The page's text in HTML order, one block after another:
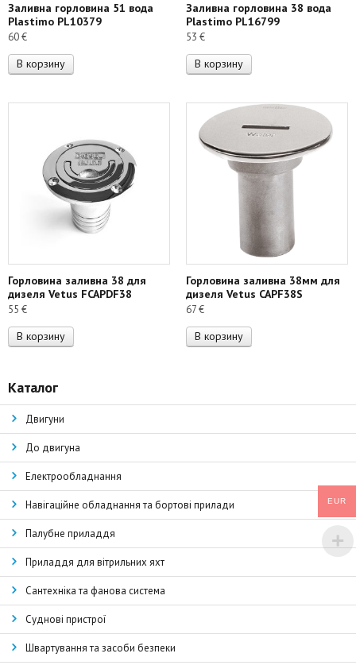
Заливна горловина 51 вода
Plastimo PL10379
60€
В корзину
Заливна горловина 38 вода
Plastimo PL16799
53 €
В корзину
Горловина заливна 38 для
дизеля Vetus FCAPDF38
55 €
В корзину
Горловина заливна 38мм для
дизеля Vetus CAPF38S
67€
В корзину
Каталог
Двигуни
До двигуна
Електрообладнання
Навігаційне обладнання та бортові прилади
Палубне приладдя
Приладдя для вітрильних яхт
Сантехніка та фанова система
Суднові пристрої
Швартування та засоби безпеки
EUR